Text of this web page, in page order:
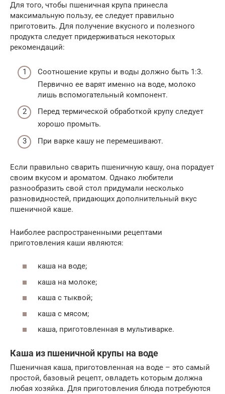
Для того, чтобы пшеничная крупа принесла
максимальную пользу, ее следует правильно
приготовить. Для получение вкусного и полезного
продукта следует придерживаться некоторых
рекомендаций:
Соотношение крупы и воды должно быть 1:3.
Первично ее варят именно на воде, молоко
лишь вспомогательный компонент.
Перед термической обработкой крупу следует
хорошо промыть.
При варке кашу не перемешивают.
Если правильно сварить пшеничную кашу, она порадует
своим вкусом и ароматом. Однако любители
разнообразить свой стол придумали несколько
разновидностей, придающих дополнительный вкус
пшеничной каше.
Наиболее распространенными рецептами
приготовления каши являются:
каша на воде;
каша на молоке;
каша с тыквой;
каша с мясом;
каша, приготовленная в мультиварке.
Каша из пшеничной крупы на воде
Пшеничная каша, приготовленная на воде – это самый
простой, базовый рецепт, овладеть которым должна
любая хозяйка. Для приготовления блюда потребуются